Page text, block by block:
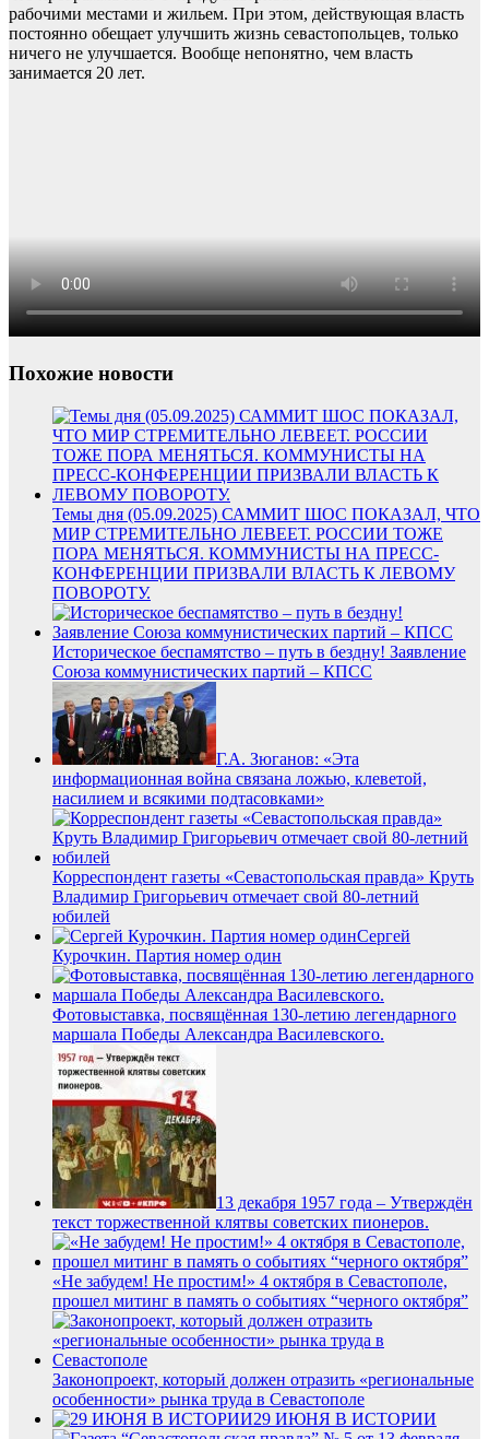
рабочими местами и жильем. При этом, действующая власть
постоянно обещает улучшить жизнь севастопольцев, только
ничего не улучшается. Вообще непонятно, чем власть
занимается 20 лет.
Похожие новости
Темы дня (05.09.2025) САММИТ ШОС ПОКАЗАЛ, ЧТО
МИР СТРЕМИТЕЛЬНО ЛЕВЕЕТ. РОССИИ ТОЖЕ
ПОРА МЕНЯТЬСЯ. КОММУНИСТЫ НА ПРЕСС-
КОНФЕРЕНЦИИ ПРИЗВАЛИ ВЛАСТЬ К ЛЕВОМУ
ПОВОРОТУ.
Историческое беспамятство – путь в бездну! Заявление
Союза коммунистических партий – КПСС
Г.А. Зюганов: «Эта
информационная война связана ложью, клеветой,
насилием и всякими подтасовками»
Корреспондент газеты «Севастопольская правда» Круть
Владимир Григорьевич отмечает свой 80-летний
юбилей
Сергей
Курочкин. Партия номер один
Фотовыставка, посвящённая 130‑летию легендарного
маршала Победы Александра Василевского.
13 декабря 1957 года – Утверждён
текст торжественной клятвы советских пионеров.
«Не забудем! Не простим!» 4 октября в Севастополе,
прошел митинг в память о событиях “черного октября”
Законопроект, который должен отразить «региональные
особенности» рынка труда в Севастополе
29 ИЮНЯ В ИСТОРИИ